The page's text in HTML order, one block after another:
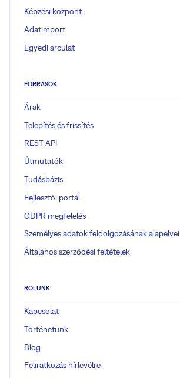
Képzési központ
Adatimport
Egyedi arculat
FORRÁSOK
Árak
Telepítés és frissítés
REST API
Útmutatók
Tudásbázis
Fejlesztői portál
GDPR megfelelés
Személyes adatok feldolgozásának alapelvei
Általános szerződési feltételek
RÓLUNK
Kapcsolat
Történetünk
Blog
Feliratkozás hírlevélre